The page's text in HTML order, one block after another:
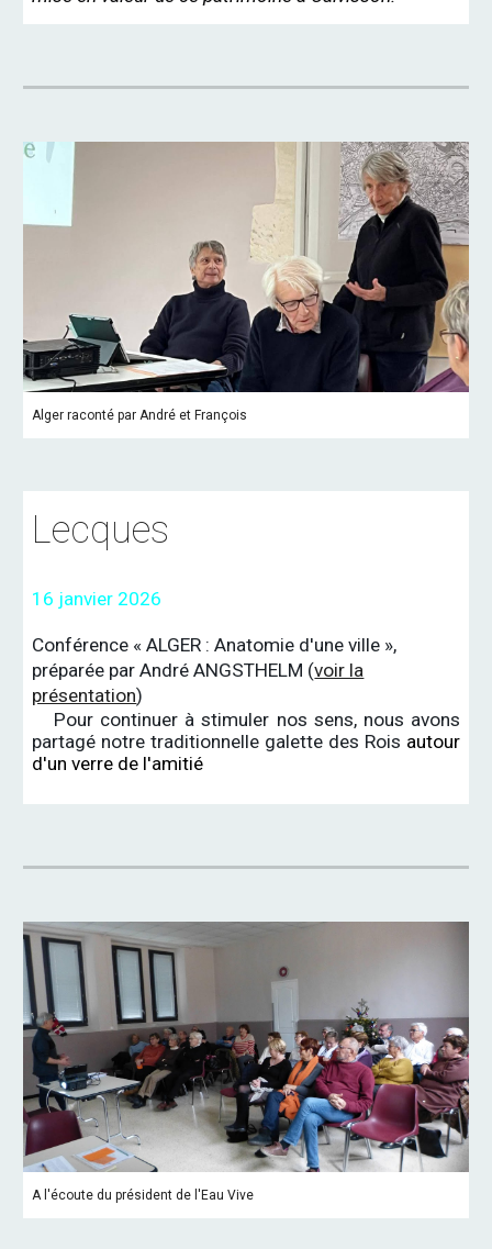
Alger raconté par André et François
Lecques
16 janvier 2026
Conférence « ALGER : Anatomie d'une ville »,
préparée par André ANGSTHELM (voir la
présentation)
Pour continuer à stimuler nos sens, nous avons
partagé notre traditionnelle galette des Rois autour
d'un verre de l'amitié
A l'écoute du président de l'Eau Vive